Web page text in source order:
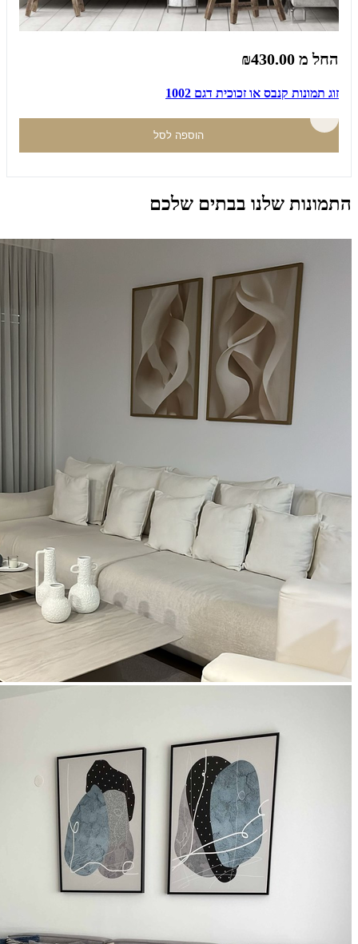
החל מ ₪430.00
זוג תמונות קנבס או זכוכית דגם 1002
הוספה לסל
התמונות שלנו בבתים שלכם